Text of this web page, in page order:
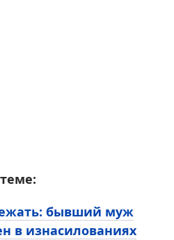
бывший муж
в изнасилованиях